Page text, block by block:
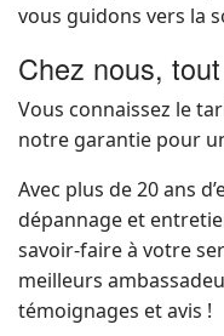
vous guidons vers la
Chez nous,
Vous connaissez le
notre garantie pour
Avec plus de 20 ans
dépannage et
savoir-faire à votre
meilleurs
témoignages et avis !